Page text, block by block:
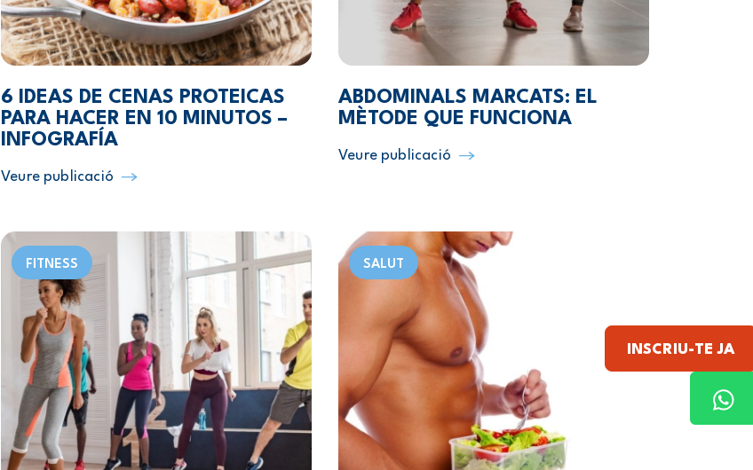
INSCRIU-TE JA
6 IDEAS DE CENAS PROTEICAS
PARA HACER EN 10 MINUTOS –
INFOGRAFÍA
Veure publicació
ABDOMINALS MARCATS: EL
MÈTODE QUE FUNCIONA
Veure publicació
FITNESS SALUT